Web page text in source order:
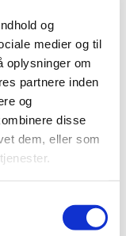
og
medier og til
oplysninger om
partnere inden
og
disse
dem, eller som
fysisk og
fortroligt. Det er
lovlig adgang til
tager vi stilling til,
Som
Giver
længere opbevaring